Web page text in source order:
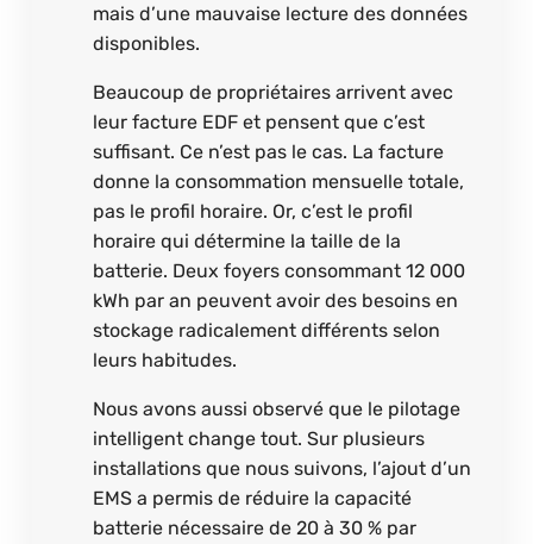
mais d’une mauvaise lecture des données
disponibles.
Beaucoup de propriétaires arrivent avec
leur facture EDF et pensent que c’est
suffisant. Ce n’est pas le cas. La facture
donne la consommation mensuelle totale,
pas le profil horaire. Or, c’est le profil
horaire qui détermine la taille de la
batterie. Deux foyers consommant 12 000
kWh par an peuvent avoir des besoins en
stockage radicalement différents selon
leurs habitudes.
Nous avons aussi observé que le pilotage
intelligent change tout. Sur plusieurs
installations que nous suivons, l’ajout d’un
EMS a permis de réduire la capacité
batterie nécessaire de 20 à 30 % par